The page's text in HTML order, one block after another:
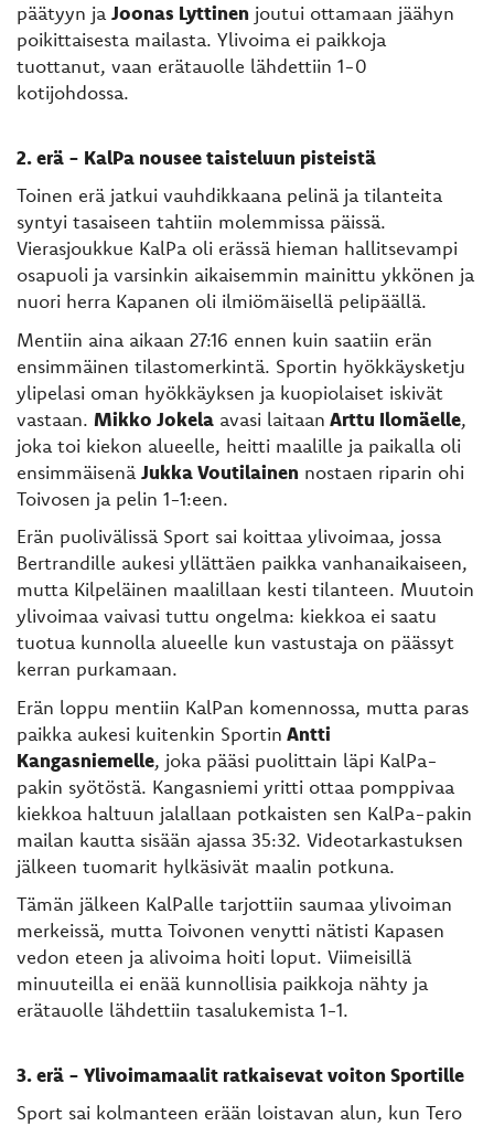
päätyyn ja Joonas Lyttinen joutui ottamaan jäähyn
poikittaisesta mailasta. Ylivoima ei paikkoja
tuottanut, vaan erätauolle lähdettiin 1-0
kotijohdossa.
2. erä - KalPa nousee taisteluun pisteistä
Toinen erä jatkui vauhdikkaana pelinä ja tilanteita
syntyi tasaiseen tahtiin molemmissa päissä.
Vierasjoukkue KalPa oli erässä hieman hallitsevampi
osapuoli ja varsinkin aikaisemmin mainittu ykkönen ja
nuori herra Kapanen oli ilmiömäisellä pelipäällä.
Mentiin aina aikaan 27:16 ennen kuin saatiin erän
ensimmäinen tilastomerkintä. Sportin hyökkäysketju
ylipelasi oman hyökkäyksen ja kuopiolaiset iskivät
vastaan. Mikko Jokela avasi laitaan Arttu Ilomäelle,
joka toi kiekon alueelle, heitti maalille ja paikalla oli
ensimmäisenä Jukka Voutilainen nostaen riparin ohi
Toivosen ja pelin 1-1:een.
Erän puolivälissä Sport sai koittaa ylivoimaa, jossa
Bertrandille aukesi yllättäen paikka vanhanaikaiseen,
mutta Kilpeläinen maalillaan kesti tilanteen. Muutoin
ylivoimaa vaivasi tuttu ongelma: kiekkoa ei saatu
tuotua kunnolla alueelle kun vastustaja on päässyt
kerran purkamaan.
Erän loppu mentiin KalPan komennossa, mutta paras
paikka aukesi kuitenkin Sportin Antti
Kangasniemelle, joka pääsi puolittain läpi KalPa-
pakin syötöstä. Kangasniemi yritti ottaa pomppivaa
kiekkoa haltuun jalallaan potkaisten sen KalPa-pakin
mailan kautta sisään ajassa 35:32. Videotarkastuksen
jälkeen tuomarit hylkäsivät maalin potkuna.
Tämän jälkeen KalPalle tarjottiin saumaa ylivoiman
merkeissä, mutta Toivonen venytti nätisti Kapasen
vedon eteen ja alivoima hoiti loput. Viimeisillä
minuuteilla ei enää kunnollisia paikkoja nähty ja
erätauolle lähdettiin tasalukemista 1-1.
3. erä - Ylivoimamaalit ratkaisevat voiton Sportille
Sport sai kolmanteen erään loistavan alun, kun Tero